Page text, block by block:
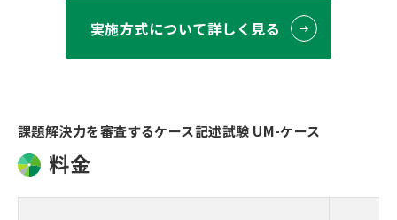
実施方式について詳しく見る
課題解決力を審査するケース記述試験 UM-ケース
料金